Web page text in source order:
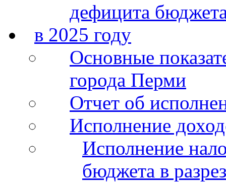
дефицита
в 2025 году
Основные
города Перми
Отчет об
Исполнение
Исполнение
бюджета в